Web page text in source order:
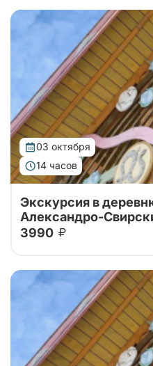
Тур на 1 день в
берегу Рощинского
деревню Мандроги с
03 октября
14 часов
Тур на 1 день в
берегу Рощинского
деревню Мандроги с
Экскурсия в
Александро-
3990